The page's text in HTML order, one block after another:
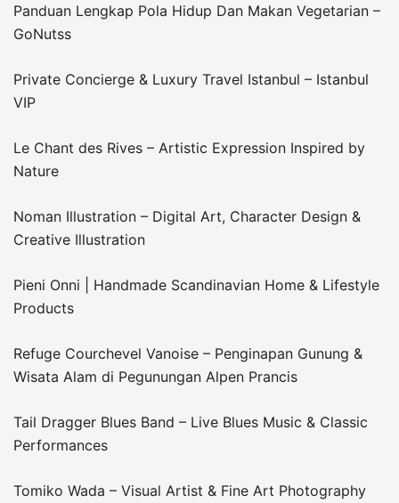
Panduan Lengkap Pola Hidup Dan Makan Vegetarian –
GoNutss
Private Concierge & Luxury Travel Istanbul – Istanbul
VIP
Le Chant des Rives – Artistic Expression Inspired by
Nature
Noman Illustration – Digital Art, Character Design &
Creative Illustration
Pieni Onni | Handmade Scandinavian Home & Lifestyle
Products
Refuge Courchevel Vanoise – Penginapan Gunung &
Wisata Alam di Pegunungan Alpen Prancis
Tail Dragger Blues Band – Live Blues Music & Classic
Performances
Tomiko Wada – Visual Artist & Fine Art Photography